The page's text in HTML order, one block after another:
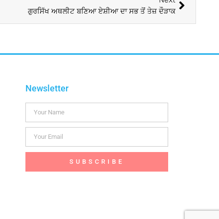
ਗੁਰਸਿੱਖ ਅਥਲੀਟ ਬਣਿਆ ਏਸ਼ੀਆ ਦਾ ਸਭ ਤੋਂ ਤੇਜ਼ ਦੌੜਾਕ
Newsletter
SUBSCRIBE